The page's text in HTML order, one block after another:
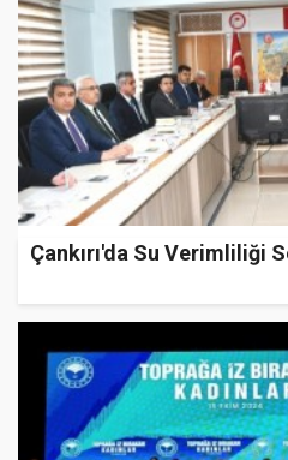
Çankırı'da Su Verimliliği